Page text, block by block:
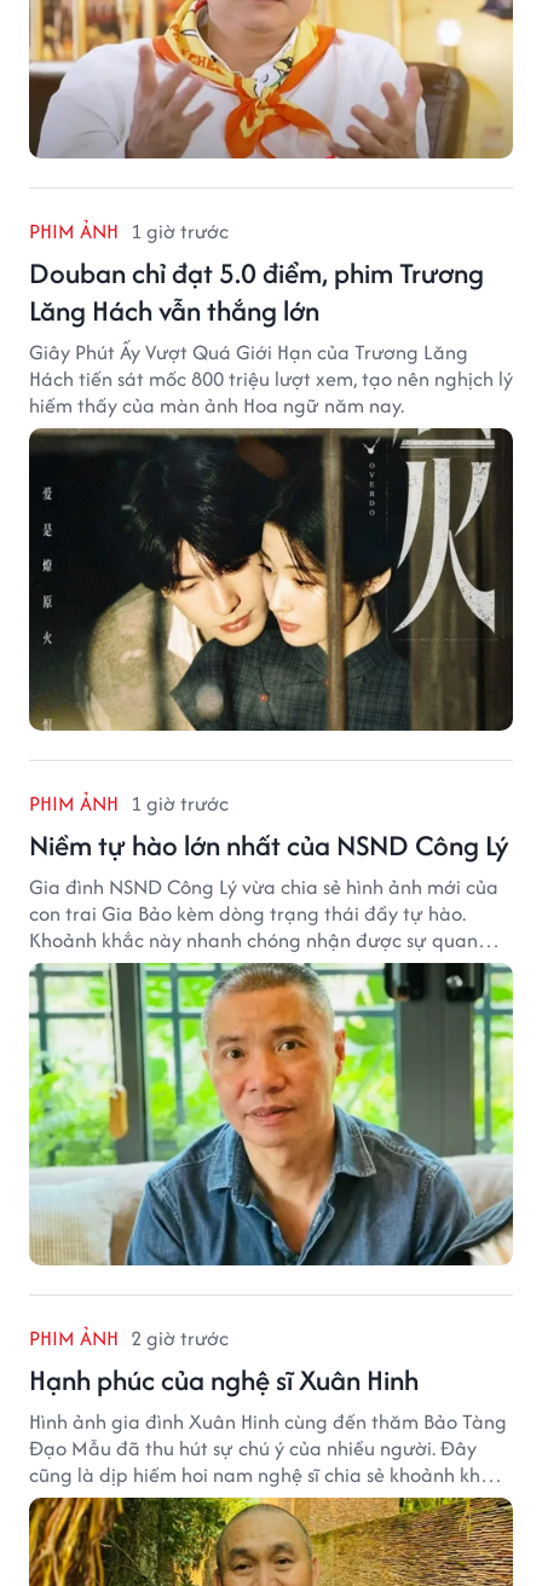
PHIM ẢNH 1 giờ trước
Douban chỉ đạt 5.0 điểm, phim Trương
Lăng Hách vẫn thắng lớn
Giây Phút Ấy Vượt Quá Giới Hạn của Trương Lăng
Hách tiến sát mốc 800 triệu lượt xem, tạo nên nghịch lý
hiếm thấy của màn ảnh Hoa ngữ năm nay.
PHIM ẢNH 1 giờ trước
Niềm tự hào lớn nhất của NSND Công Lý
Gia đình NSND Công Lý vừa chia sẻ hình ảnh mới của
con trai Gia Bảo kèm dòng trạng thái đầy tự hào.
Khoảnh khắc này nhanh chóng nhận được sự quan
tâm từ đông đảo khán giả.
PHIM ẢNH 2 giờ trước
Hạnh phúc của nghệ sĩ Xuân Hinh
Hình ảnh gia đình Xuân Hinh cùng đến thăm Bảo Tàng
Đạo Mẫu đã thu hút sự chú ý của nhiều người. Đây
cũng là dịp hiếm hoi nam nghệ sĩ chia sẻ khoảnh khắc
sum họp bên người thân tại công trình văn hóa tâm
huyết của mình.